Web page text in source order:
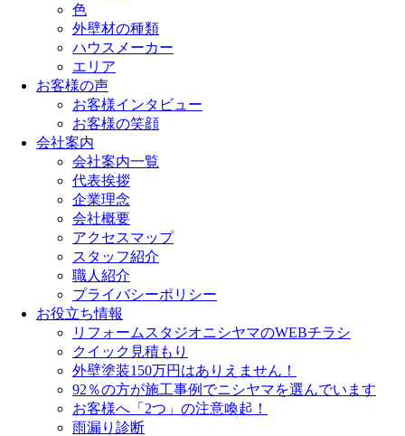
色
外壁材の種類
ハウスメーカー
エリア
お客様の声
お客様インタビュー
お客様の笑顔
会社案内
会社案内一覧
代表挨拶
企業理念
会社概要
アクセスマップ
スタッフ紹介
職人紹介
プライバシーポリシー
お役立ち情報
リフォームスタジオニシヤマのWEBチラシ
クイック見積もり
外壁塗装150万円はありえません！
92％の方が施工事例でニシヤマを選んでいます
お客様へ「2つ」の注意喚起！
雨漏り診断